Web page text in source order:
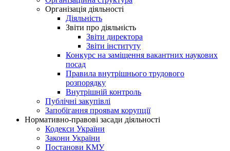
Організація діяльності
Діяльність
Звіти про діяльність
Звіти директора
Звіти інституту
Конкурс на заміщення вакантних наукових
посад
Правила внутрішнього трудового
розпорядку
Внутрішній контроль
Публічні закупівлі
Запобігання проявам корупції
Нормативно-правові засади діяльності
Кодекси України
Закони України
Постанови КМУ